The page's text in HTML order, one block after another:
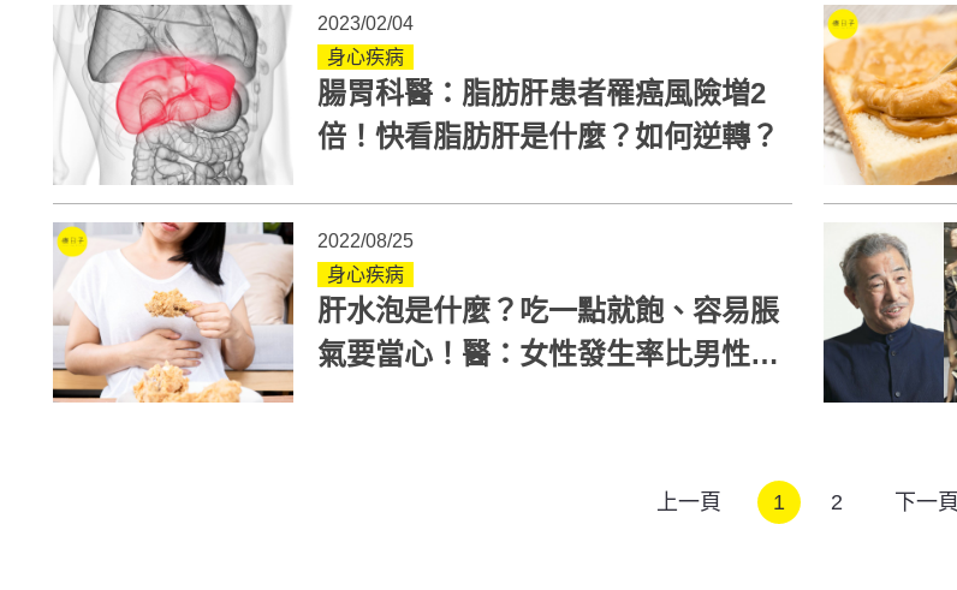
2023/02/04
身心疾病
腸胃科醫：脂肪肝患者罹癌風險増2
倍！快看脂肪肝是什麼？如何逆轉？
2022/08/25
身心疾病
肝水泡是什麼？吃一點就飽、容易脹
氣要當心！醫：女性發生率比男性更
上一頁 1 2 下一頁